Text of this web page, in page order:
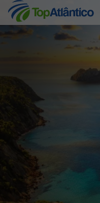
Voos
Voos + Hotel
Pacotes de Férias
Disneyland ® Paris